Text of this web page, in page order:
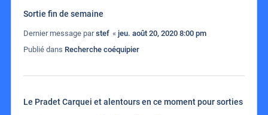
Sortie fin de semaine
Dernier message parstef « jeu. août 20, 2020 8:00 pm
Publié dans Recherche coéquipier
Le Pradet Carquei et alentours en ce moment pour sorties